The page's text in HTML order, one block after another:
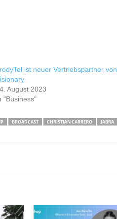
ist neuer Vertriebspartner von
August 2023
"Business"
BROADCAST CHRISTIAN CARRERO JABRA